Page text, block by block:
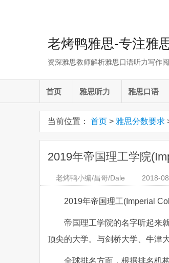
老烤鸭雅思-专注雅
资深雅思教师解析雅思口语听力写作
首页 雅思听力 雅思口语
当前位置： 首页 > 雅思分数要求
2019年帝国理工学院
老烤鸭小编/昌哥/Dale 2018-
2019年帝国理工(Imperial
帝国理工学院的名字听起来
顶尖的大学。与剑桥大学、牛津
全球排名方面，根据排名机